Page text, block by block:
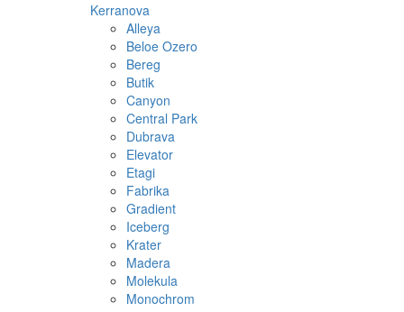
Kerranova
Alleya
Beloe Ozero
Bereg
Butik
Canyon
Central Park
Dubrava
Elevator
Etagi
Fabrika
Gradient
Iceberg
Krater
Madera
Molekula
Monochrom